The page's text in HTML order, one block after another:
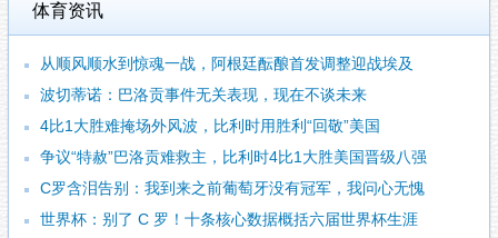
体育资讯
从顺风顺水到惊魂一战，阿根廷酝酿首发调整迎战埃及
波切蒂诺：巴洛贡事件无关表现，现在不谈未来
4比1大胜难掩场外风波，比利时用胜利“回敬”美国
争议“特赦”巴洛贡难救主，比利时4比1大胜美国晋级八强
C罗含泪告别：我到来之前葡萄牙没有冠军，我问心无愧
世界杯：别了 C 罗！十条核心数据概括六届世界杯生涯